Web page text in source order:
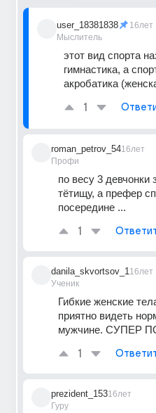
user_18381838
Мыслитель
16лет
этот вид спорта
гимнастика, а
акробатика
1
roman_petrov_54
Профи
16лет
по весу 3 девчонки
тётищу, а префер
посередине ...
1
danila_skvortsov_1
Ученик
16лет
Гибкие женские
приятно видеть
мужчине. СУПЕР
1
prezident_153
Гуру
16лет